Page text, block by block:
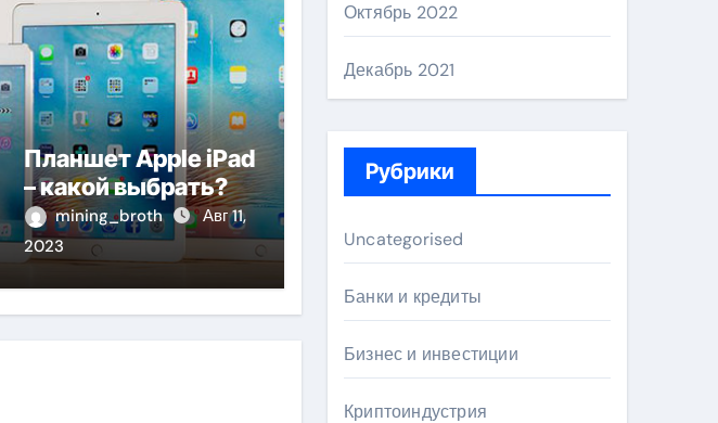
Планшет Apple iPad
– какой выбрать?
mining_broth
Авг 11,
2023
Октябрь 2022
Декабрь 2021
Рубрики
Uncategorised
Банки и кредиты
Бизнес и инвестиции
Криптоиндустрия